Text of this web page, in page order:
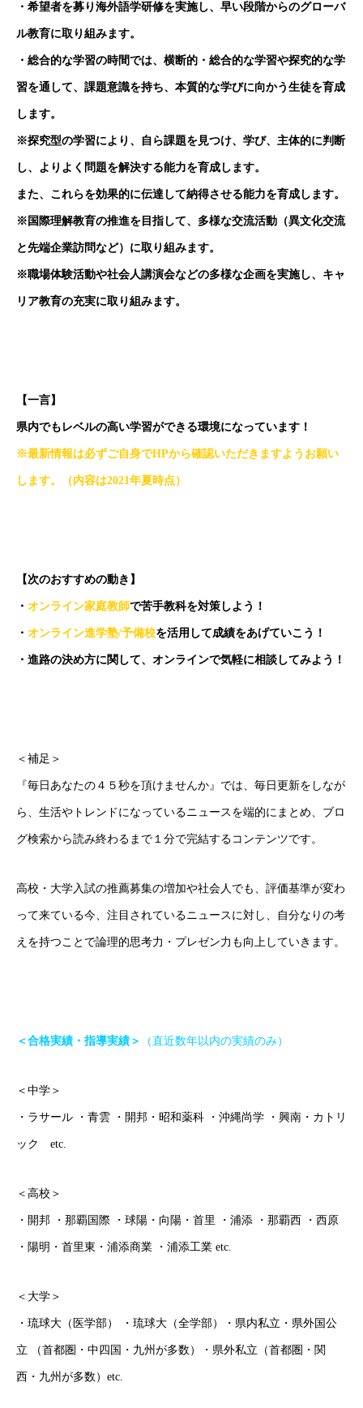
ごあいさつ
・希望者を募り海外語学研修を実施し、早い段階からのグローバ
ル教育に取り組みます。
・総合的な学習の時間では、横断的・総合的な学習や探究的な学
習を通して、課題意識を持ち、本質的な学びに向かう生徒を育成
します。
※探究型の学習により、自ら課題を見つけ、学び、主体的に判断
し、よりよく問題を解決する能力を育成します。
また、これらを効果的に伝達して納得させる能力を育成します。
※国際理解教育の推進を目指して、多様な交流活動（異文化交流
と先端企業訪問など）に取り組みます。
※職場体験活動や社会人講演会などの多様な企画を実施し、キャ
リア教育の充実に取り組みます。
【一言】
県内でもレベルの高い学習ができる環境になっています！
※最新情報は必ずご自身でHPから確認いただきますようお願い
します。（内容は2021年夏時点）
【次のおすすめの動き】
・ オンライン家庭教師で苦手教科を対策しよう！
・ オンライン進学塾/予備校を活用して成績をあげていこう！
・進路の決め方に関して、オンラインで気軽に相談してみよう！
＜補足＞
『毎日あなたの４５秒を頂けませんか』では、毎日更新をしなが
ら、生活やトレンドになっているニュースを端的にまとめ、ブロ
グ検索から読み終わるまで１分で完結するコンテンツです。
高校・大学入試の推薦募集の増加や社会人でも、評価基準が変わ
って来ている今、注目されているニュースに対し、自分なりの考
えを持つことで論理的思考力・プレゼン力も向上していきます。
＜合格実績・指導実績＞ （直近数年以内の実績のみ）
＜中学＞
・ラサール ・青雲 ・開邦・昭和薬科 ・沖縄尚学 ・興南・カトリ
ック etc.
＜高校＞
・開邦 ・那覇国際 ・球陽・向陽・首里 ・浦添 ・那覇西 ・西原
・陽明・首里東・浦添商業 ・浦添工業 etc.
＜大学＞
・琉球大（医学部） ・琉球大（全学部）・県内私立・県外国公
立 （首都圏・中四国・九州が多数）・県外私立（首都圏・関
西・九州が多数）etc.